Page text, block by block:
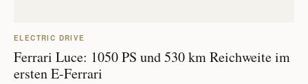
ELECTRIC DRIVE
Ferrari Luce: 1050 PS und 530 km Reichweite im
ersten E-Ferrari